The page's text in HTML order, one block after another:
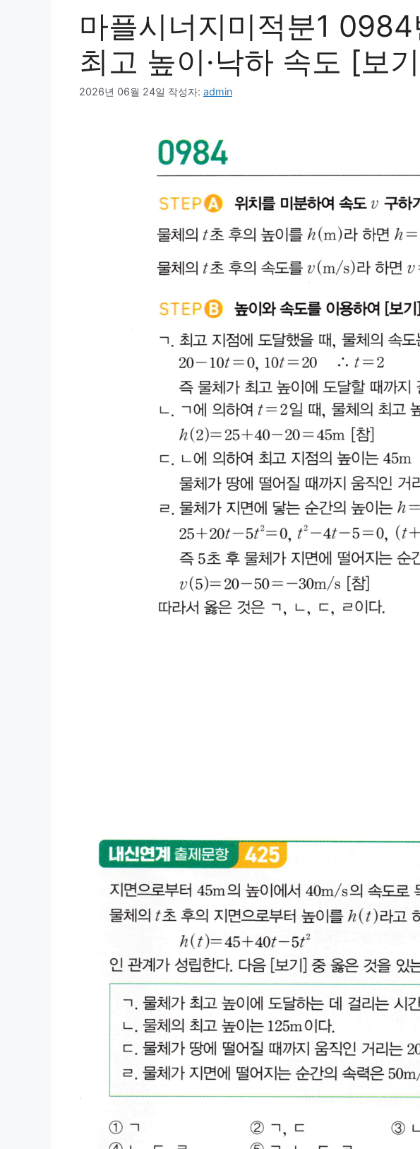
마플시너지미적분1
최고 높이·낙하 속도 [보
2026년 06월 24일 작성자: admin